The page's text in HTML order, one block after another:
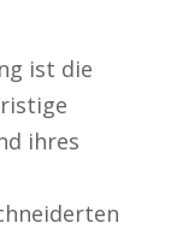
ist die
ihres